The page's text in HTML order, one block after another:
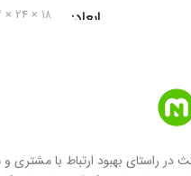
ابعاد 18 × 24 × 2 سانتیمتر
راستای بهبود ارتباط با مشتری و